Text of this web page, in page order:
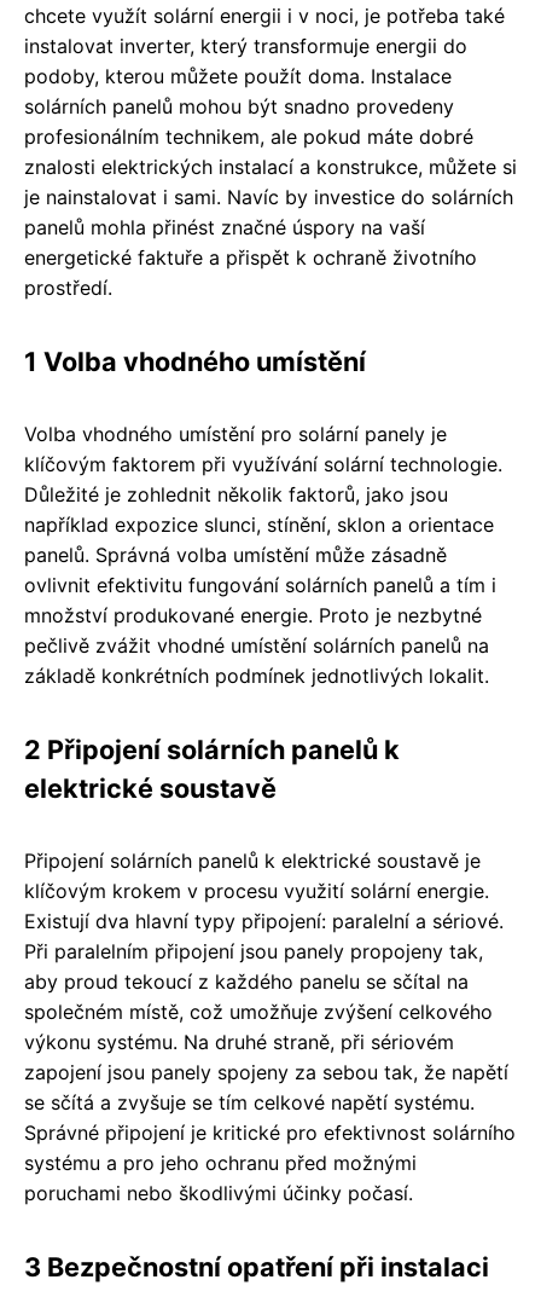
chcete využít solární energii i v noci, je potřeba také
instalovat inverter, který transformuje energii do
podoby, kterou můžete použít doma. Instalace
solárních panelů mohou být snadno provedeny
profesionálním technikem, ale pokud máte dobré
znalosti elektrických instalací a konstrukce, můžete si
je nainstalovat i sami. Navíc by investice do solárních
panelů mohla přinést značné úspory na vaší
energetické faktuře a přispět k ochraně životního
prostředí.
1 Volba vhodného umístění
Volba vhodného umístění pro solární panely je
klíčovým faktorem při využívání solární technologie.
Důležité je zohlednit několik faktorů, jako jsou
například expozice slunci, stínění, sklon a orientace
panelů. Správná volba umístění může zásadně
ovlivnit efektivitu fungování solárních panelů a tím i
množství produkované energie. Proto je nezbytné
pečlivě zvážit vhodné umístění solárních panelů na
základě konkrétních podmínek jednotlivých lokalit.
2 Připojení solárních panelů k
elektrické soustavě
Připojení solárních panelů k elektrické soustavě je
klíčovým krokem v procesu využití solární energie.
Existují dva hlavní typy připojení: paralelní a sériové.
Při paralelním připojení jsou panely propojeny tak,
aby proud tekoucí z každého panelu se sčítal na
společném místě, což umožňuje zvýšení celkového
výkonu systému. Na druhé straně, při sériovém
zapojení jsou panely spojeny za sebou tak, že napětí
se sčítá a zvyšuje se tím celkové napětí systému.
Správné připojení je kritické pro efektivnost solárního
systému a pro jeho ochranu před možnými
poruchami nebo škodlivými účinky počasí.
3 Bezpečnostní opatření při instalaci